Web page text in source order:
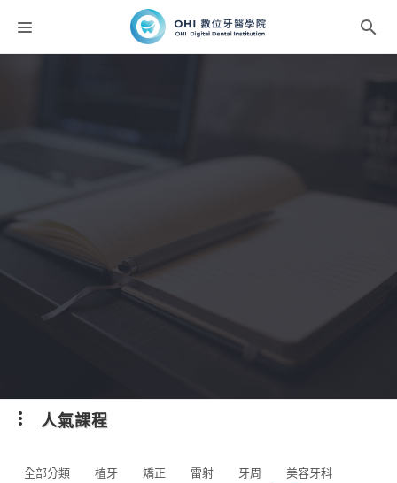
人氣課程
全部分類 植牙 矯正 雷射 牙周
美容牙科